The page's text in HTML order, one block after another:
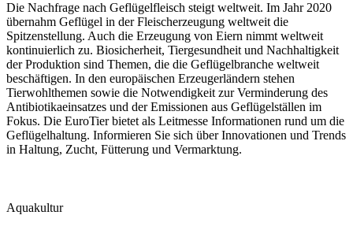
Die Nachfrage nach Geflügelfleisch steigt weltweit. Im Jahr 2020
übernahm Geflügel in der Fleischerzeugung weltweit die
Spitzenstellung. Auch die Erzeugung von Eiern nimmt weltweit
kontinuierlich zu. Biosicherheit, Tiergesundheit und Nachhaltigkeit
der Produktion sind Themen, die die Geflügelbranche weltweit
beschäftigen. In den europäischen Erzeugerländern stehen
Tierwohlthemen sowie die Notwendigkeit zur Verminderung des
Antibiotikaeinsatzes und der Emissionen aus Geflügelställen im
Fokus. Die EuroTier bietet als Leitmesse Informationen rund um die
Geflügelhaltung. Informieren Sie sich über Innovationen und Trends
in Haltung, Zucht, Fütterung und Vermarktung.
Aquakultur